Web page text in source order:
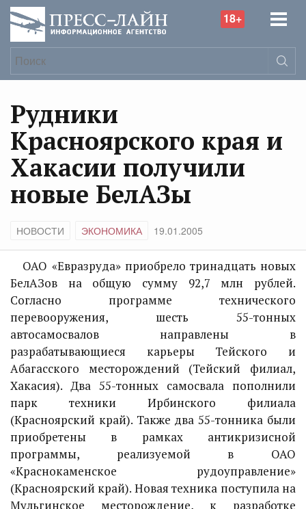
18+
Рудники
Красноярского края и
Хакасии получили
новые БелАЗы
НОВОСТИ ЭКОНОМИКА 19.01.2005
ОАО «Евразруда» приобрело тринадцать новых
БелАЗов на общую сумму 92,7 млн рублей.
Согласно программе технического
перевооружения, шесть 55-тонных
автосамосвалов направлены в
разрабатывающиеся карьеры Тейского и
Абагасского месторождений (Тейский филиал,
Хакасия). Два 55-тонных самосвала пополнили
парк техники Ирбинского филиала
(Красноярский край). Также два 55-тонника были
приобретены в рамках антикризисной
программы, реализуемой в ОАО
«Краснокаменское рудоуправление»
(Красноярский край). Новая техника поступила на
Мульгинское месторождение, к разработке